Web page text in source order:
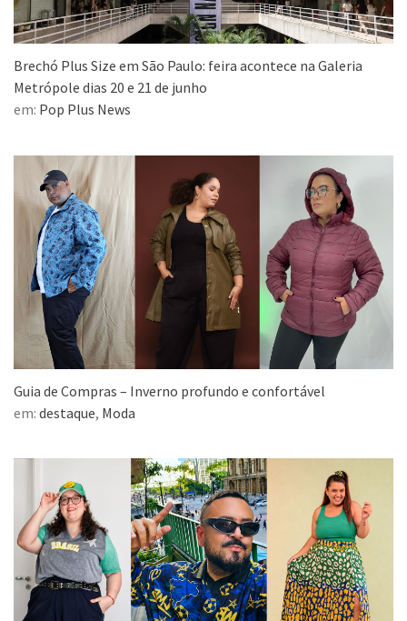
Brechó Plus Size em São Paulo: feira acontece na Galeria
Metrópole dias 20 e 21 de junho
em: Pop Plus News
Guia de Compras – Inverno profundo e confortável
em: destaque, Moda